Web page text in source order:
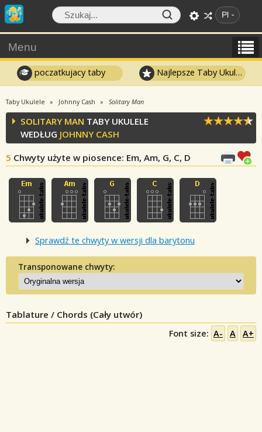
Pl
Menu
poczatkujacy taby Najlepsze Taby Ukulele
Taby Ukulele Johnny Cash Solitary Man
SOLITARY MAN TABY UKULELE
WEDŁUG JOHNNY CASH
5 Chwyty użyte w piosence: Em, Am, G, C, D
Sprawdź te chwyty w wersji dla barytonu
Transponowane chwyty:
Tablature / Chords (Cały utwór)
Font size: A- A A+